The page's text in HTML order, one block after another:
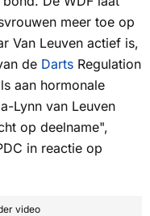
meer toe op
Van Leuven actief is,
de Darts Regulation
aan hormonale
Lynn van Leuven
op deelname",
in reactie op
video